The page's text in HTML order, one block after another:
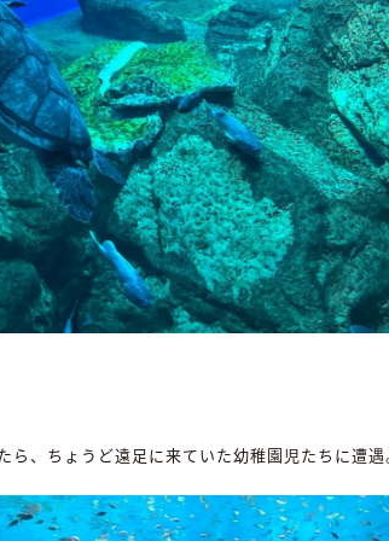
ら、ちょうど遠足に来ていた幼稚園児たちに遭遇